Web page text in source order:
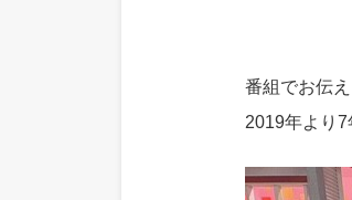
番組でお伝え
2019年より7